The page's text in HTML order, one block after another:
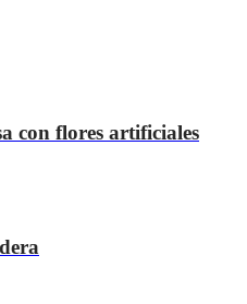
con flores artificiales